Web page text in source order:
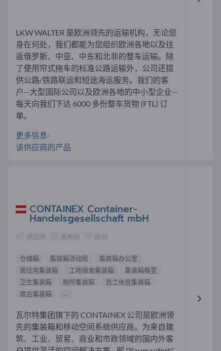
LKW WALTER 是欧洲领先的运输机构，无论您
身在何处，我们都能为您组织欧洲各地以及往
返俄罗斯、中亚、中东和北非的整车运输。除
了使用帘式拖车的标准公路运输外，公司还提
供公路/铁路联运和短途海运服务。我们的客
户--大型国际公司以及欧洲各地的中小型企业--
每天向我们下达 6000 多份整车货物 (FTL) 订
单。
更多信息-
该供应商的产品
CONTAINEX Container-
Handelsgesellschaft mbH
供应商 奥地利 欧洲
仓储箱 集装箱活动房
集装箱办公室
居住用集装箱
工地宿舍集装箱
集装箱格室
卫生集装箱
厕所集装箱
员工休息集装箱
展会集装箱
...
瓦尔特集团旗下的 CONTAINEX 公司是欧洲领
先的集装箱和移动空间系统供应商。为来自建
筑、工业、贸易、商业和市政领域的国内外客